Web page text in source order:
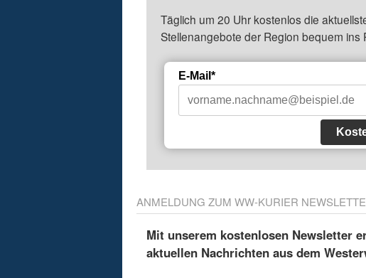
Täglich um 20 Uhr kostenlos die
Stellenangebote der Region bequem ins
E-Mail*
ANMELDUNG ZUM WW-KURIER
Mit unserem kostenlosen Newsletter
aktuellen Nachrichten aus dem